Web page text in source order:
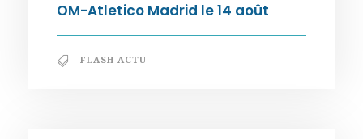
OM-Atletico Madrid le 14 août
FLASH ACTU